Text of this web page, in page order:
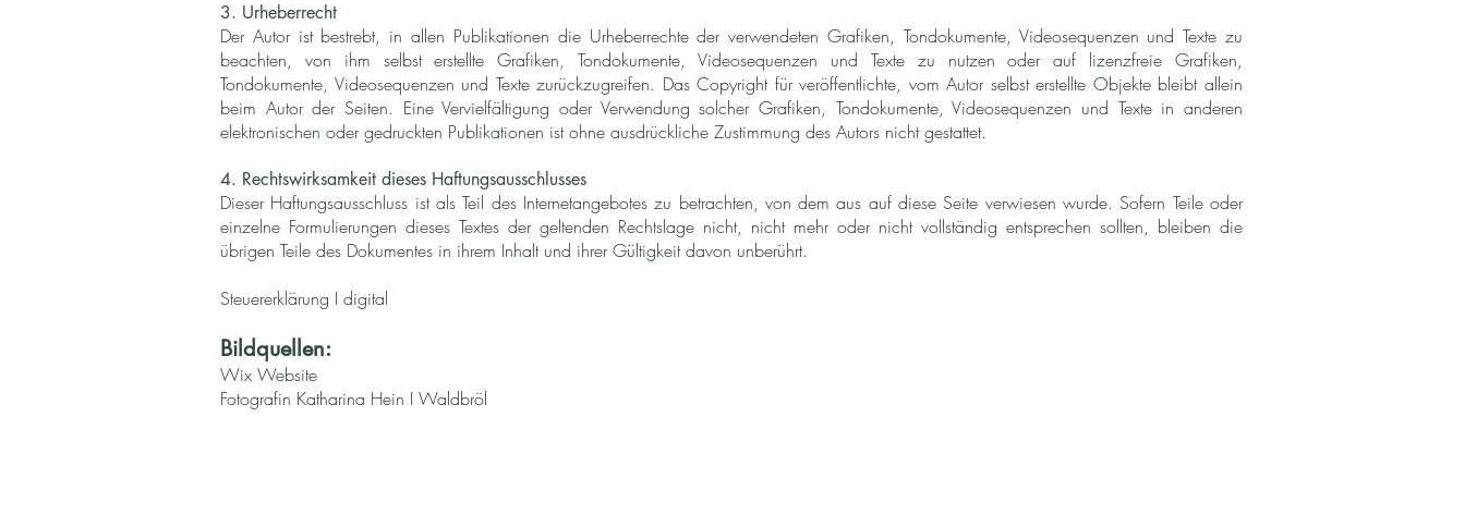
3. Urheberrecht
Der Autor ist bestrebt, in allen Publikationen die Urheberrechte der verwendeten Grafiken, Tondokumente, Videosequenzen und Texte zu
beachten, von ihm selbst erstellte Grafiken, Tondokumente, Videosequenzen und Texte zu nutzen oder auf lizenzfreie Grafiken,
Tondokumente, Videosequenzen und Texte zurückzugreifen. Das Copyright für veröffentlichte, vom Autor selbst erstellte Objekte bleibt allein
beim Autor der Seiten. Eine Vervielfältigung oder Verwendung solcher Grafiken, Tondokumente, Videosequenzen und Texte in anderen
elektronischen oder gedruckten Publikationen ist ohne ausdrückliche Zustimmung des Autors nicht gestattet.
4. Rechtswirksamkeit dieses Haftungsausschlusses
Dieser Haftungsausschluss ist als Teil des Internetangebotes zu betrachten, von dem aus auf diese Seite verwiesen wurde. Sofern Teile oder
einzelne Formulierungen dieses Textes der geltenden Rechtslage nicht, nicht mehr oder nicht vollständig entsprechen sollten, bleiben die
übrigen Teile des Dokumentes in ihrem Inhalt und ihrer Gültigkeit davon unberührt.
Steuererklärung I digital
Bildquellen:
Wix Website
Fotografin Katharina Hein I Waldbröl